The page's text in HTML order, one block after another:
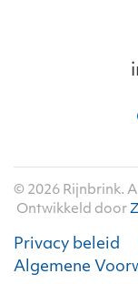
© 2026 Rijnbrink.
Ontwikkeld door
Privacy beleid
Algemene